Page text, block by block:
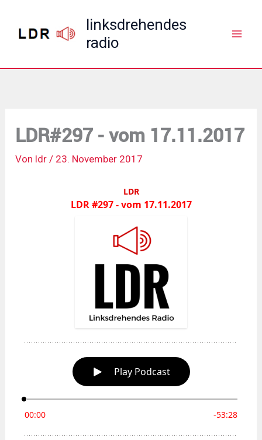
springen
linksdrehendes
radio
LDR#297 - vom 17.11.2017
Von ldr / 23. November 2017